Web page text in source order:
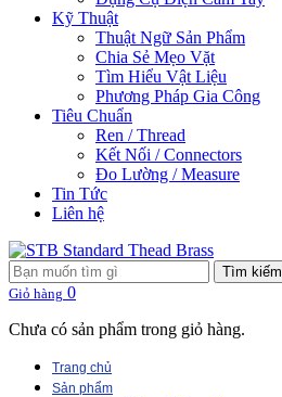
Kỹ Thuật
Thuật Ngữ Sản Phẩm
Chia Sẻ Mẹo Vặt
Tìm Hiểu Vật Liệu
Phương Pháp Gia Công
Tiêu Chuẩn
Ren / Thread
Kết Nối / Connectors
Đo Lường / Measure
Tin Tức
Liên hệ
Tìm kiếm
Giỏ hàng 0
Chưa có sản phẩm trong giỏ hàng.
Trang chủ
Sản phẩm